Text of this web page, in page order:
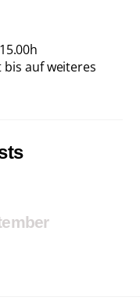
bis auf weiteres